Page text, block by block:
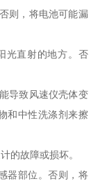
则，将电池可能漏
光直射的地方。否
导致风速仪壳体变
和中性洗涤剂来擦
的故障或损坏。
器部位。否则，将